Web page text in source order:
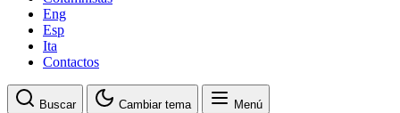
Eng
Esp
Ita
Contactos
Buscar Cambiar tema Menú